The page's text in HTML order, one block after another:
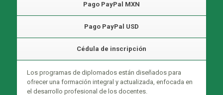
Pago PayPal MXN
Pago PayPal USD
Cédula de inscripción
Los programas de diplomados están diseñados para
ofrecer una formación integral y actualizada, enfocada en
el desarrollo profesional de los docentes.